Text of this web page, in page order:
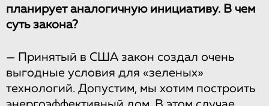
планирует аналогичную инициативу. В чем
суть закона?
— Принятый в США закон создал очень
выгодные условия для «зеленых»
технологий. Допустим, мы хотим построить